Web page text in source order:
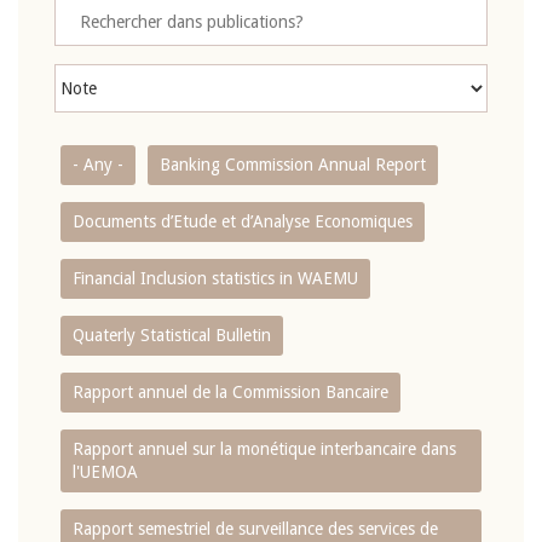
- Any - Banking Commission Annual Report
Documents d’Etude et d’Analyse Economiques
Financial Inclusion statistics in WAEMU
Quaterly Statistical Bulletin
Rapport annuel de la Commission Bancaire
Rapport annuel sur la monétique interbancaire dans
l'UEMOA
Rapport semestriel de surveillance des services de